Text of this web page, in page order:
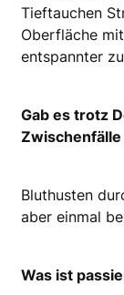
Tieftauchen
Oberfläche
entspannter
Gab es trotz
Bluthusten
aber einmal
Was ist